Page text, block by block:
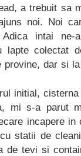
a trebuit sa
noi. Noi
intai
lapte colectat
dar si
initial,
mi s-a parut
incapere
statii de
de tevi si